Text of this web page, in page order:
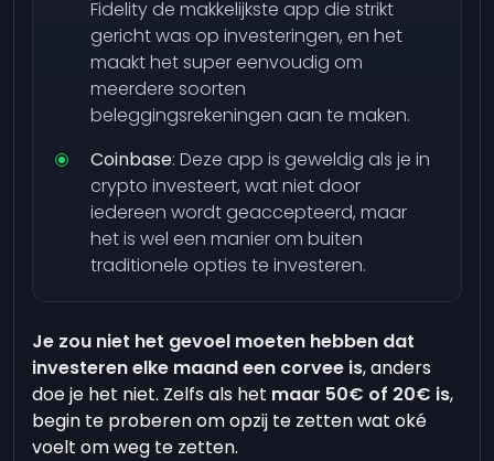
Fidelity de makkelijkste app die strikt
gericht was op investeringen, en het
maakt het super eenvoudig om
meerdere soorten
beleggingsrekeningen aan te maken.
Coinbase: Deze app is geweldig als je in
crypto investeert, wat niet door
iedereen wordt geaccepteerd, maar
het is wel een manier om buiten
traditionele opties te investeren.
Je zou niet het gevoel moeten hebben dat
investeren elke maand een corvee is, anders
doe je het niet. Zelfs als het maar 50€ of 20€ is,
begin te proberen om opzij te zetten wat oké
voelt om weg te zetten.